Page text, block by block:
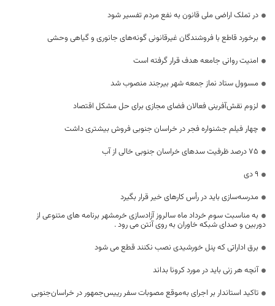
در تملک اراضی ملی قانون به نفع مردم تفسیر شود
برخورد قاطع با فروشندگان غیرقانونی گونه‌های جانوری و گیاهی وحشی
امنیت روانی جامعه هدف قرار گرفته است
مسوول ستاد نماز جمعه شهر بیرجند منصوب شد
لزوم نقش‌آفرینی فعالان فضای مجازی برای حل مشکل اقتصاد
چهار فیلم جشنواره فجر در خراسان جنوبی فروش بیشتری داشت
75 درصد ظرفیت سدهای خراسان جنوبی خالی از آب
۹ دی
مدرسه‌سازی باید در رأس کارهای خیر قرار بگیرد
به مناسبت سوم خرداد ماه سالروز آزادسازی خرمشهر برنامه های متنوعی از
دوربین و صدای شبکه خاوران به روی آنتن می رود .
برق اداراتی که پنل خورشیدی نصب نکنند قطع می شود
آنچه هر زنی باید در مورد کرونا بداند
تاکید استاندار بر اجرای به‌موقع مصوبات سفر رییس‌جمهور در خراسان‌جنوبی